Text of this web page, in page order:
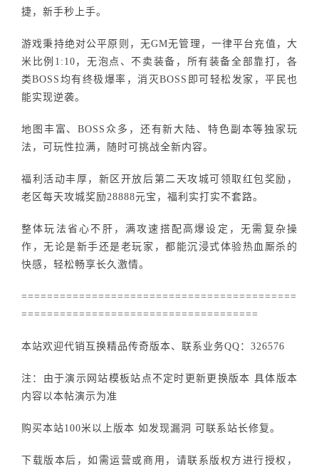
捷，新手秒上手。
游戏秉持绝对公平原则，无GM无管理，一律平台充值，大
米比例1:10，无泡点、不卖装备，所有装备全部靠打，各
类BOSS均有终极爆率，消灭BOSS即可轻松发家，平民也
能实现逆袭。
地图丰富、BOSS众多，还有新大陆、特色副本等独家玩
法，可玩性拉满，随时可挑战全新内容。
福利活动丰厚，新区开放后第二天攻城可领取红包奖励，
老区每天攻城奖励28888元宝，福利实打实不套路。
整体玩法省心不肝，满攻速搭配高爆设定，无需复杂操
作，无论是新手还是老玩家，都能沉浸式体验热血厮杀的
快感，轻松畅享长久激情。
===========================================
=====================================
本站欢迎代销互换精品传奇版本、联系业务QQ：326576
注：由于演示网站模板站点不定时更新更换版本 具体版本
内容以本帖演示为准
购买本站100米以上版本 如发现漏洞 可联系站长修复。
下载版本后，如需运营或商用，请联系版权方进行授权，